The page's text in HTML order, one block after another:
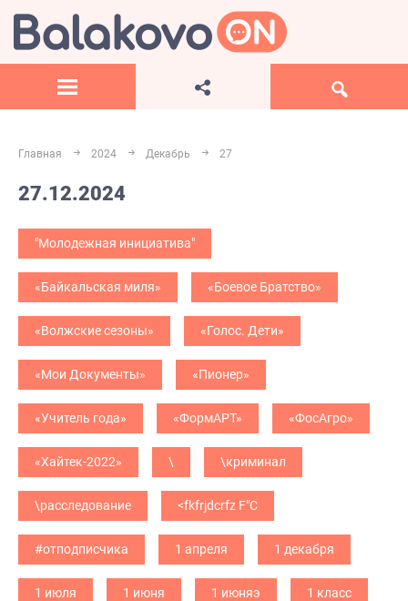
Главная 2024 Декабрь 27
27.12.2024
"Молодежная инициатива"
«Байкальская миля» «Боевое Братство»
«Волжские сезоны» «Голос. Дети»
«Мои Документы» «Пионер»
«Учитель года» «ФормАРТ» «ФосАгро»
«Хайтек-2022» \ \криминал
\расследование <fkfrjdcrfz F"C
#отподписчика 1 апреля 1 декабря
1 июля 1 июня 1 июняэ 1 класс